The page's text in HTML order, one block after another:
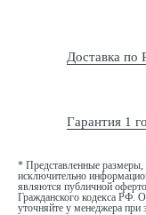
Доставка
Гарантия 1
* Представленные размеры,
исключительно
являются публичной
Гражданского кодекса РФ.
уточняйте у менеджера при